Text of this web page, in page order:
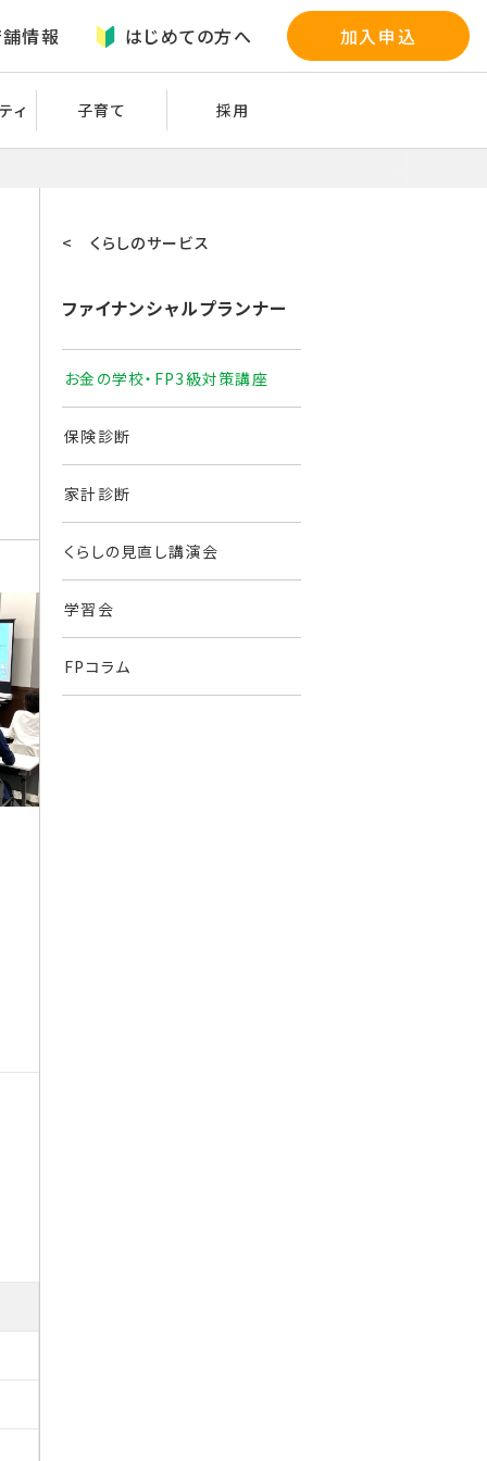
情報 はじめての方へ 加入申込
ィ 子育て 採用
< くらしのサービス
ファイナンシャルプランナー
お金の学校・FP3級対策講座
保険診断
家計診断
くらしの見直し講演会
学習会
FPコラム